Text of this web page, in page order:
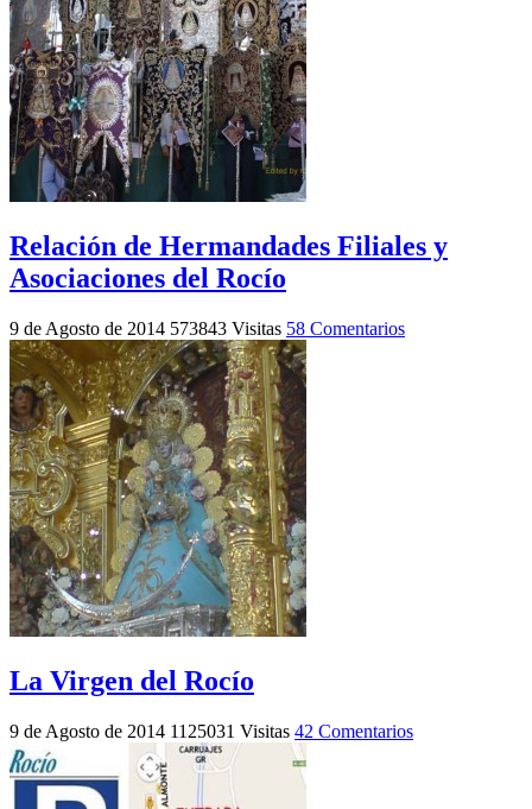
Relación de Hermandades Filiales y
Asociaciones del Rocío
9 de Agosto de 2014 573843 Visitas 58 Comentarios
La Virgen del Rocío
9 de Agosto de 2014 1125031 Visitas 42 Comentarios